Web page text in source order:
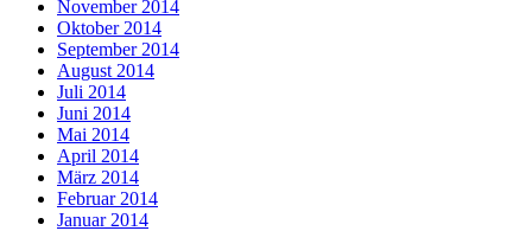
November 2014
Oktober 2014
September 2014
August 2014
Juli 2014
Juni 2014
Mai 2014
April 2014
März 2014
Februar 2014
Januar 2014